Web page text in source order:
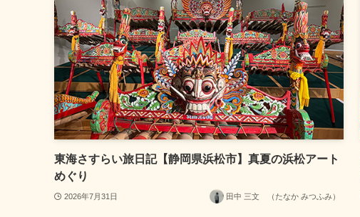
東海さすらい旅日記【静岡県浜松市】真夏の浜松アート
めぐり
2026年7月31日 田中 三文 （たなか みつふみ）